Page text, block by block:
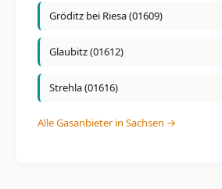
Gröditz bei Riesa (01609)
Glaubitz (01612)
Strehla (01616)
Alle Gasanbieter in Sachsen →